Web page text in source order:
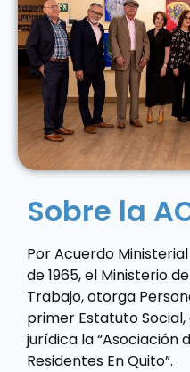
Sobre la
Por Acuerdo
de 1965, el Ministerio
Trabajo, otorga
primer Estatuto
jurídica la “Asociación
Residentes En Quito”.